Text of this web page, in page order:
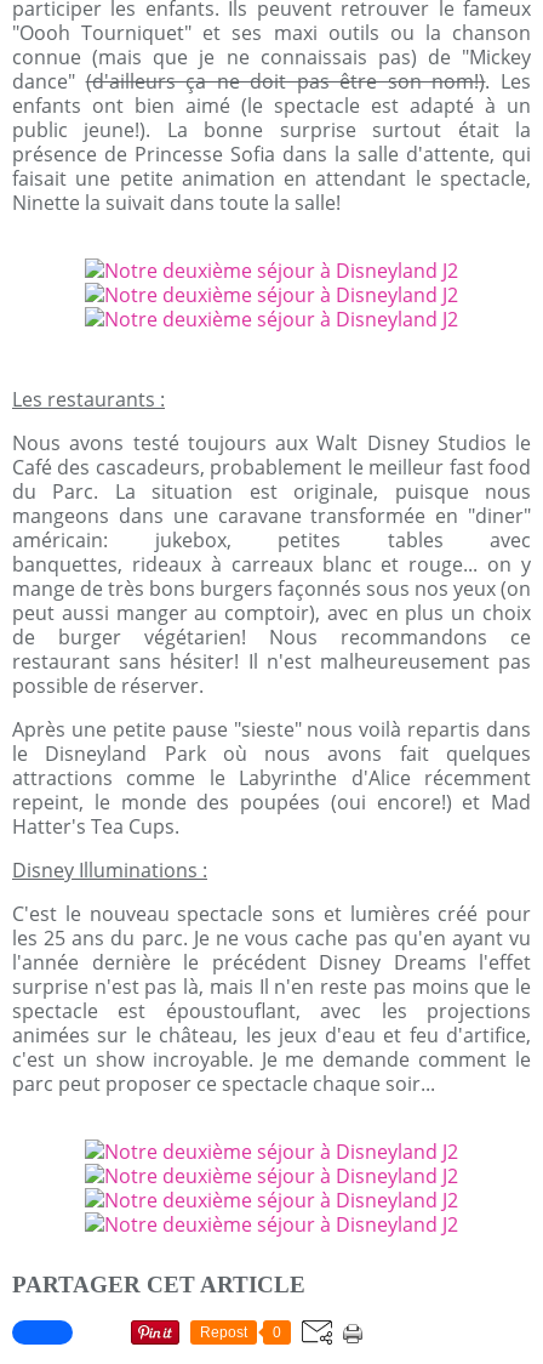
participer les enfants. Ils peuvent retrouver le fameux
"Oooh Tourniquet" et ses maxi outils ou la chanson
connue (mais que je ne connaissais pas) de "Mickey
dance"(d'ailleurs ça ne doit pas être son nom!). Les
enfants ont bien aimé (le spectacle est adapté à un
public jeune!). La bonne surprise surtout était la
présence de Princesse Sofia dans la salle d'attente, qui
faisait une petite animation en attendant le spectacle,
Ninette la suivait dans toute la salle!
Les restaurants :
Nous avons testé toujours aux Walt Disney Studios le
Café des cascadeurs, probablement le meilleur fast food
du Parc. La situation est originale, puisque nous
mangeons dans une caravane transformée en "diner"
américain: jukebox, petites tables avec
banquettes, rideaux à carreaux blanc et rouge... on y
mange de très bons burgers façonnés sous nos yeux (on
peut aussi manger au comptoir), avec en plus un choix
de burger végétarien! Nous recommandons ce
restaurant sans hésiter! Il n'est malheureusement pas
possible de réserver.
Après une petite pause "sieste" nous voilà repartis dans
le Disneyland Park où nous avons fait quelques
attractions comme le Labyrinthe d'Alice récemment
repeint, le monde des poupées (oui encore!) et Mad
Hatter's Tea Cups.
Disney Illuminations :
C'est le nouveau spectacle sons et lumières créé pour
les 25 ans du parc. Je ne vous cache pas qu'en ayant vu
l'année dernière le précédent Disney Dreams l'effet
surprise n'est pas là, mais Il n'en reste pas moins que le
spectacle est époustouflant, avec les projections
animées sur le château, les jeux d'eau et feu d'artifice,
c'est un show incroyable. Je me demande comment le
parc peut proposer ce spectacle chaque soir...
PARTAGER CET ARTICLE
Repost 0